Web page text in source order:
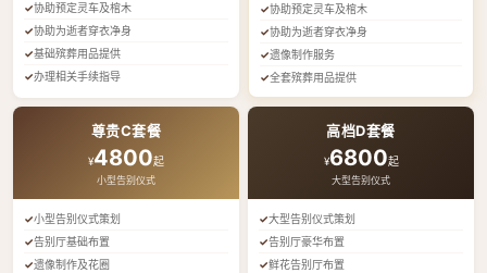
协助预定灵车及棺木
协助为逝者穿衣净身
基础殡葬用品提供
办理相关手续指导
协助预定灵车及棺木
协助为逝者穿衣净身
遗像制作服务
全套殡葬用品提供
尊贵C套餐
¥4800起
小型告别仪式
小型告别仪式策划
告别厅基础布置
遗像制作及花圈
高档D套餐
¥6800起
大型告别仪式
大型告别仪式策划
告别厅豪华布置
鲜花告别厅布置